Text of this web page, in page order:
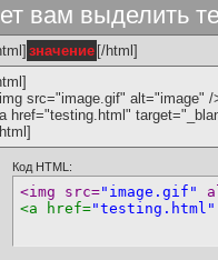
вам выделить
значение [/html]
src="image.gif" alt="image" /
href="testing.html"
Код HTML:
<img src="image.gif"
<a href="testing.html"